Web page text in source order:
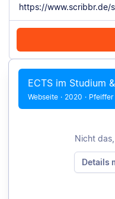
Webseite · 2020 · Pfeiffer
Nicht
Details